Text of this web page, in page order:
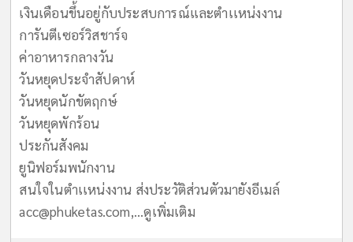
เงินเดือนขึ้นอยู่กับประสบการณ์และตำเเหน่งงาน
การันตีเซอร์วิสชาร์จ
ค่าอาหารกลางวัน
วันหยุดประจำสัปดาห์
วันหยุดนักขัตฤกษ์
วันหยุดพักร้อน
ประกันสังคม
ยูนิฟอร์มพนักงาน
สนใจในตำเเหน่งงาน ส่งประวัติส่วนตัวมายังอีเมล์
acc@phuketas.com,...ดูเพิ่มเติม